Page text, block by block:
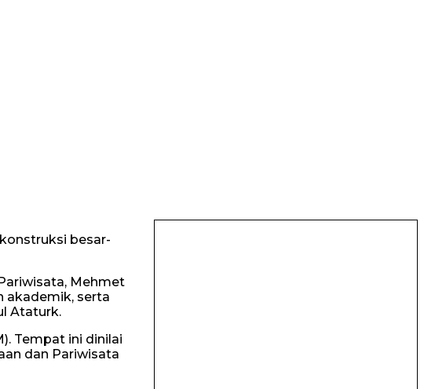
besar-
Mehmet
akademik, serta
Ataturk.
Tempat ini dinilai
dan Pariwisata